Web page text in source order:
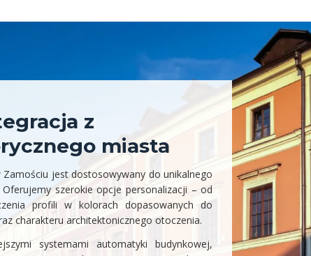
z
miasta
jest dostosowywany do unikalnego
szerokie opcje personalizacji – od
profili w kolorach dopasowanych do
charakteru architektonicznego otoczenia.
systemami automatyki budynkowej,